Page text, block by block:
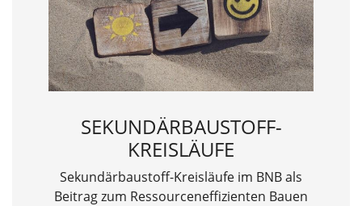
SEKUNDÄRBAUSTOFF-
KREISLÄUFE
Sekundärbaustoff-Kreisläufe im BNB als
Beitrag zum Ressourceneffizienten Bauen